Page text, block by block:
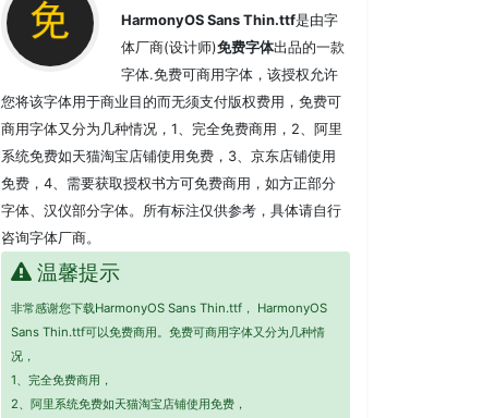
HarmonyOS Sans Thin.ttf是由字
体厂商(设计师)免费字体出品的一款
字体.免费可商用字体，该授权允许
您将该字体用于商业目的而无须支付版权费用，免费可
商用字体又分为几种情况，1、完全免费商用，2、阿里
系统免费如天猫淘宝店铺使用免费，3、京东店铺使用
免费，4、需要获取授权书方可免费商用，如方正部分
字体、汉仪部分字体。所有标注仅供参考，具体请自行
咨询字体厂商。
温馨提示
非常感谢您下载HarmonyOS Sans Thin.ttf， HarmonyOS
Sans Thin.ttf可以免费商用。免费可商用字体又分为几种情
况，
1、完全免费商用，
2、阿里系统免费如天猫淘宝店铺使用免费，